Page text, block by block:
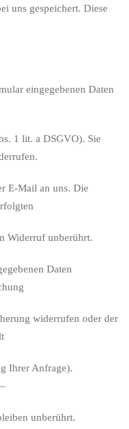
uns gespeichert. Diese
eingegebenen Daten
1 lit. a DSGVO). Sie
E-Mail an uns. Die
Widerruf unberührt.
Daten
widerrufen oder der
Ihrer Anfrage).
unberührt.